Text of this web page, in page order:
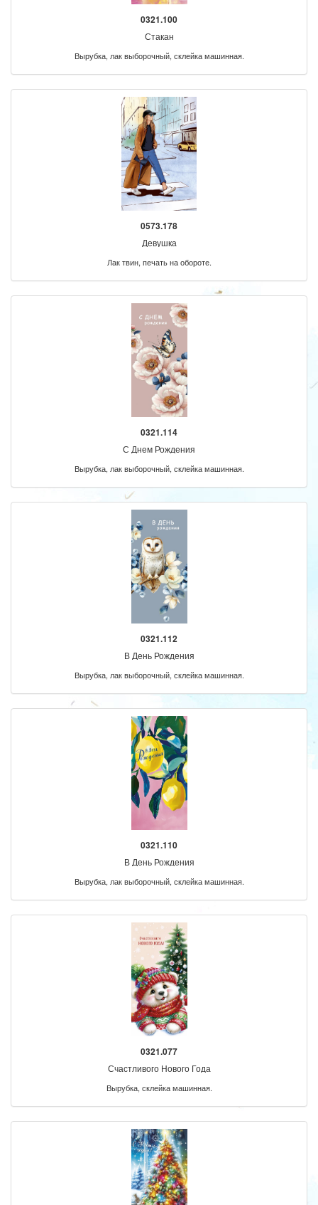
0321.100
Стакан
Вырубка, лак выборочный, склейка машинная.
0573.178
Девушка
Лак твин, печать на обороте.
0321.114
С Днем Рождения
Вырубка, лак выборочный, склейка машинная.
0321.112
В День Рождения
Вырубка, лак выборочный, склейка машинная.
0321.110
В День Рождения
Вырубка, лак выборочный, склейка машинная.
0321.077
Счастливого Нового Года
Вырубка, склейка машинная.